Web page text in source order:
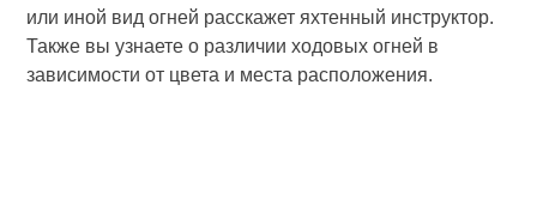
или иной вид огней расскажет яхтенный инструктор.
Также вы узнаете о различии ходовых огней в
зависимости от цвета и места расположения.